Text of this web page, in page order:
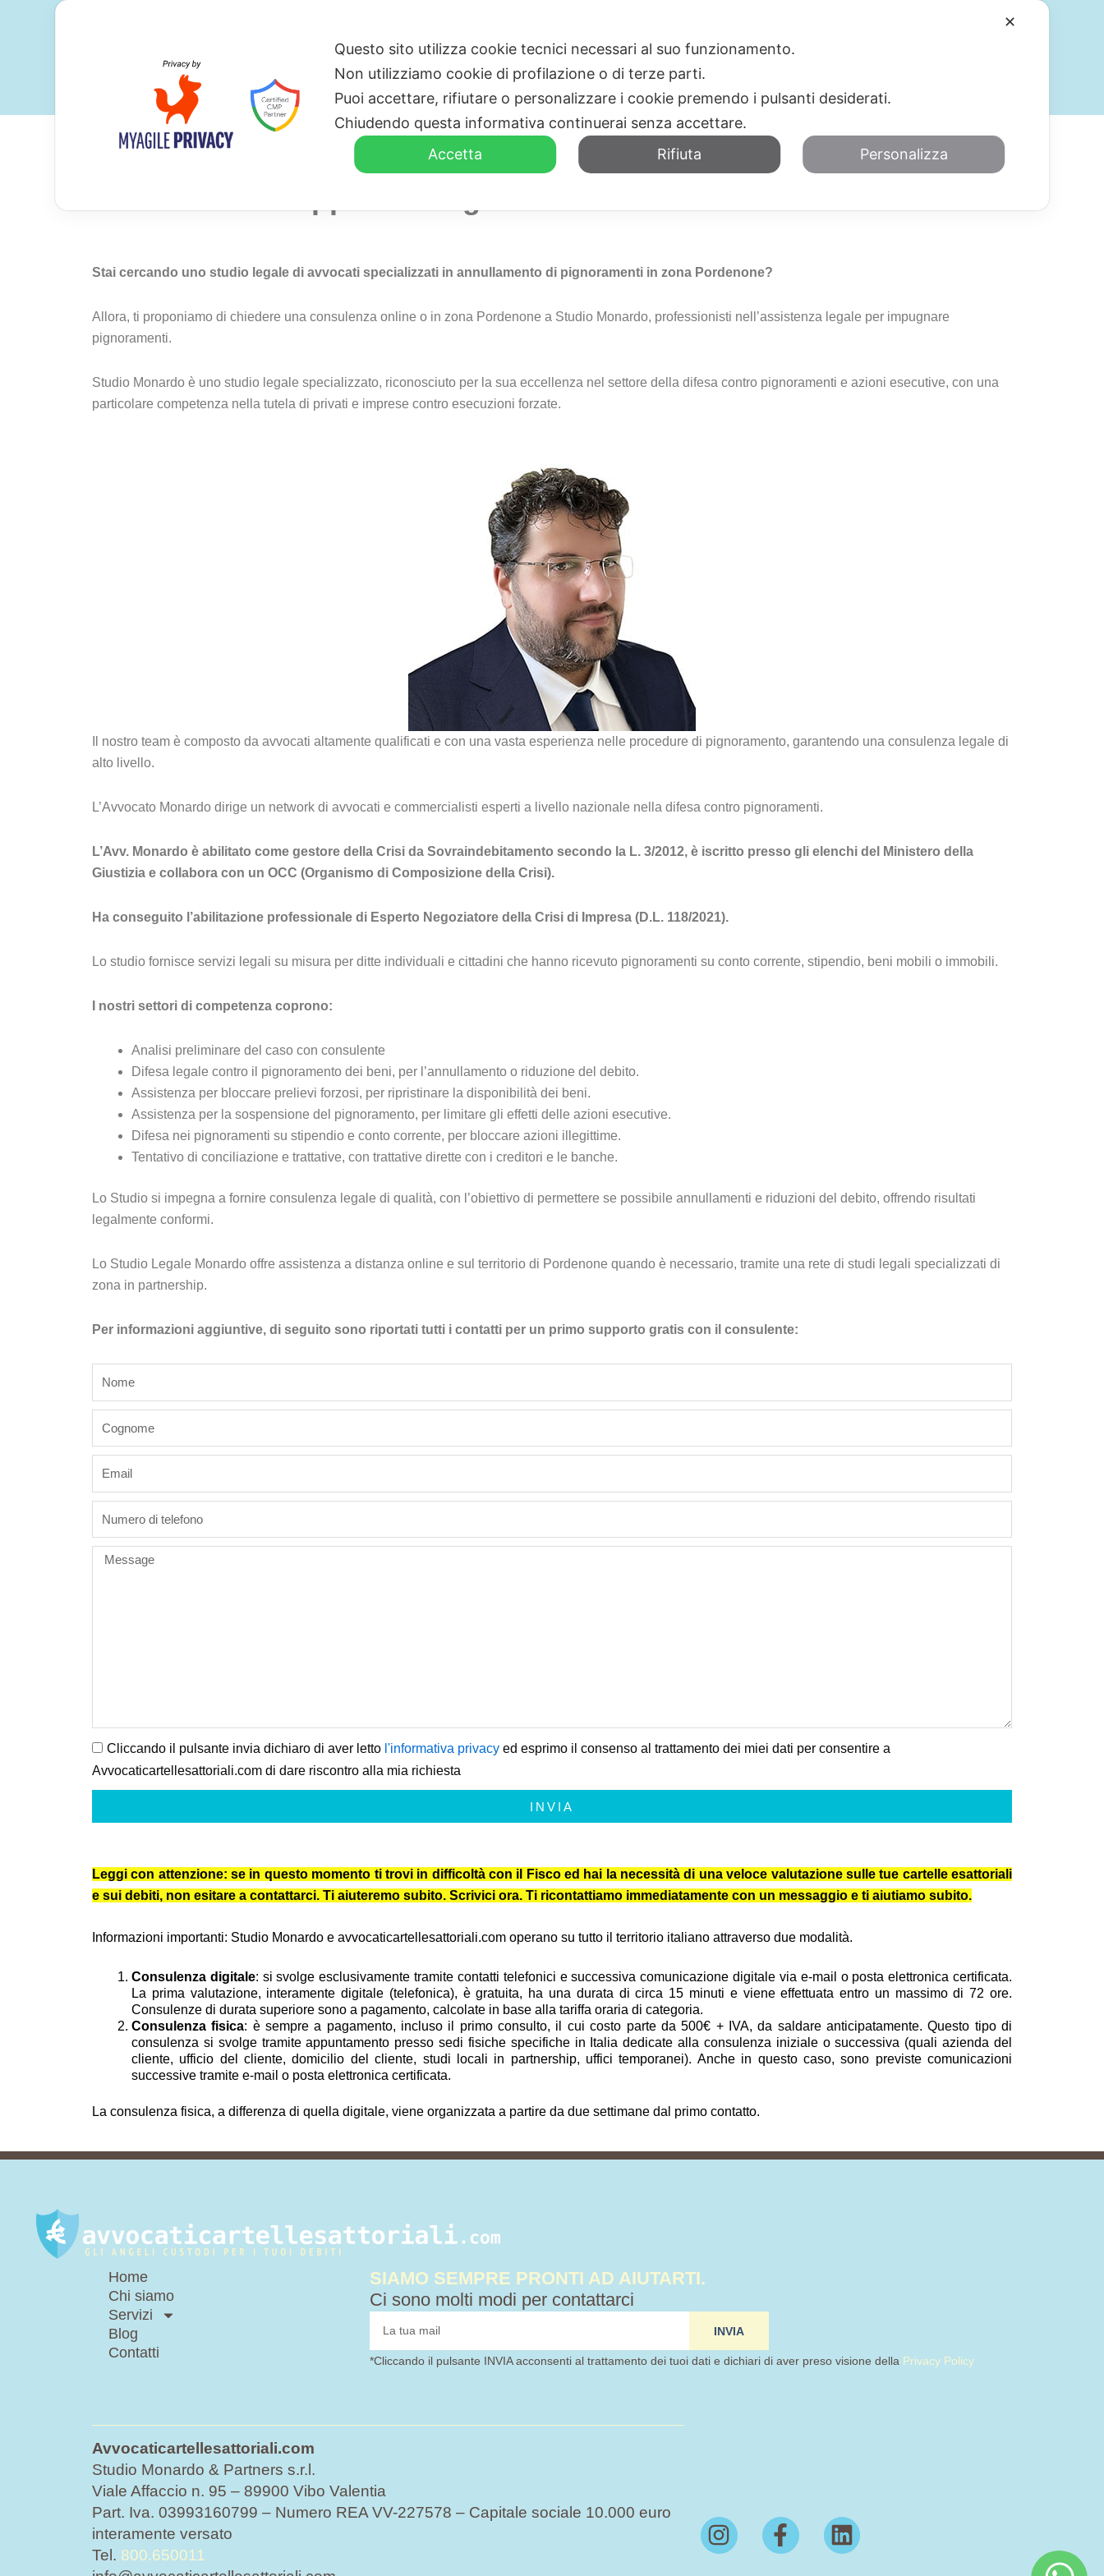
HOME CHI SIAMO SERVIZI
Stai cercando uno studio legale di avvocati specializzati in annullamento di pignoramenti in zona Pordenone?
Allora, ti proponiamo di chiedere una consulenza online o in zona Pordenone a Studio Monardo, professionisti nell’assistenza legale per impugnare
pignoramenti.
Studio Monardo è uno studio legale specializzato, riconosciuto per la sua eccellenza nel settore della difesa contro pignoramenti e azioni esecutive, con una
particolare competenza nella tutela di privati e imprese contro esecuzioni forzate.
Il nostro team è composto da avvocati altamente qualificati e con una vasta esperienza nelle procedure di pignoramento, garantendo una consulenza legale di
alto livello.
L’Avvocato Monardo dirige un network di avvocati e commercialisti esperti a livello nazionale nella difesa contro pignoramenti.
L’Avv. Monardo è abilitato come gestore della Crisi da Sovraindebitamento secondo la L. 3/2012, è iscritto presso gli elenchi del Ministero della
Giustizia e collabora con un OCC (Organismo di Composizione della Crisi).
Ha conseguito l’abilitazione professionale di Esperto Negoziatore della Crisi di Impresa (D.L. 118/2021).
Lo studio fornisce servizi legali su misura per ditte individuali e cittadini che hanno ricevuto pignoramenti su conto corrente, stipendio, beni mobili o immobili.
I nostri settori di competenza coprono:
Analisi preliminare del caso con consulente
Difesa legale contro il pignoramento dei beni, per l’annullamento o riduzione del debito.
Assistenza per bloccare prelievi forzosi, per ripristinare la disponibilità dei beni.
Assistenza per la sospensione del pignoramento, per limitare gli effetti delle azioni esecutive.
Difesa nei pignoramenti su stipendio e conto corrente, per bloccare azioni illegittime.
Tentativo di conciliazione e trattative, con trattative dirette con i creditori e le banche.
Lo Studio si impegna a fornire consulenza legale di qualità, con l’obiettivo di permettere se possibile annullamenti e riduzioni del debito, offrendo risultati
legalmente conformi.
Lo Studio Legale Monardo offre assistenza a distanza online e sul territorio di Pordenone quando è necessario, tramite una rete di studi legali specializzati di
zona in partnership.
Per informazioni aggiuntive, di seguito sono riportati tutti i contatti per un primo supporto gratis con il consulente:
Message
Cliccando il pulsante invia dichiaro di aver letto l'informativa privacy ed esprimo il consenso al trattamento dei miei dati per consentire a
Avvocaticartellesattoriali.com di dare riscontro alla mia richiesta
INVIA
Leggi con attenzione: se in questo momento ti trovi in difficoltà con il Fisco ed hai la necessità di una veloce valutazione sulle tue cartelle esattoriali
e sui debiti, non esitare a contattarci. Ti aiuteremo subito. Scrivici ora. Ti ricontattiamo immediatamente con un messaggio e ti aiutiamo subito.
Informazioni importanti: Studio Monardo e avvocaticartellesattoriali.com operano su tutto il territorio italiano attraverso due modalità.
Consulenza digitale: si svolge esclusivamente tramite contatti telefonici e successiva comunicazione digitale via e-mail o posta elettronica certificata.
La prima valutazione, interamente digitale (telefonica), è gratuita, ha una durata di circa 15 minuti e viene effettuata entro un massimo di 72 ore.
Consulenze di durata superiore sono a pagamento, calcolate in base alla tariffa oraria di categoria.
Consulenza fisica: è sempre a pagamento, incluso il primo consulto, il cui costo parte da 500€ + IVA, da saldare anticipatamente. Questo tipo di
consulenza si svolge tramite appuntamento presso sedi fisiche specifiche in Italia dedicate alla consulenza iniziale o successiva (quali azienda del
cliente, ufficio del cliente, domicilio del cliente, studi locali in partnership, uffici temporanei). Anche in questo caso, sono previste comunicazioni
successive tramite e-mail o posta elettronica certificata.
La consulenza fisica, a differenza di quella digitale, viene organizzata a partire da due settimane dal primo contatto.
Home
Chi siamo
Servizi
Blog
Contatti
SIAMO SEMPRE PRONTI AD AIUTARTI.
Ci sono molti modi per contattarci
INVIA
*Cliccando il pulsante INVIA acconsenti al trattamento dei tuoi dati e dichiari di aver preso visione della Privacy Policy
Avvocaticartellesattoriali.com
Studio Monardo & Partners s.r.l.
Viale Affaccio n. 95 – 89900 Vibo Valentia
Part. Iva. 03993160799 – Numero REA VV-227578 – Capitale sociale 10.000 euro
interamente versato
Tel. 800.650011
I
n
F
a
L
i
✕
Questo sito utilizza cookie tecnici necessari al suo funzionamento.
Non utilizziamo cookie di profilazione o di terze parti.
Puoi accettare, rifiutare o personalizzare i cookie premendo i pulsanti desiderati.
Chiudendo questa informativa continuerai senza accettare.
Accetta
Rifiuta Personalizza